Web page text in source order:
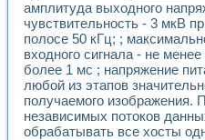
амплитуда выходного
чувствительность - 3 мкВ
полосе 50 кГц; ;
входного сигнала - не
более 1 мс ; напряжение
любой из этапов
получаемого изображения.
независимых потоков
обрабатывать все хосты